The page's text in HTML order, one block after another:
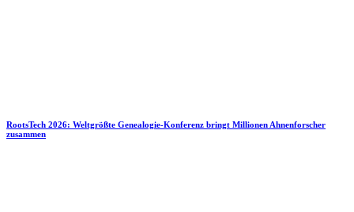
RootsTech 2026: Weltgrößte Genealogie-Konferenz bringt Millionen Ahnenforscher
zusammen